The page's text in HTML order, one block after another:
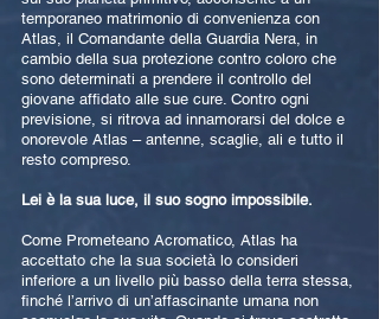
temporaneo matrimonio di convenienza con
Atlas, il Comandante della Guardia Nera, in
cambio della sua protezione contro coloro che
sono determinati a prendere il controllo del
giovane affidato alle sue cure. Contro ogni
previsione, si ritrova ad innamorarsi del dolce e
onorevole Atlas – antenne, scaglie, ali e tutto il
resto compreso.
Lei è la sua luce, il suo sogno impossibile.
Come Prometeano Acromatico, Atlas ha
accettato che la sua società lo consideri
inferiore a un livello più basso della terra stessa,
finché l’arrivo di un’affascinante umana non